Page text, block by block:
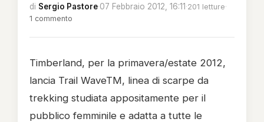
di Sergio Pastore·07 Febbraio 2012, 16:11·201 letture·
1 commento
Timberland, per la primavera/estate 2012,
lancia Trail WaveTM, linea di scarpe da
trekking studiata appositamente per il
pubblico femminile e adatta a tutte le